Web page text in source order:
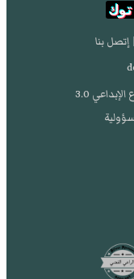
إتصل بنا
3.0